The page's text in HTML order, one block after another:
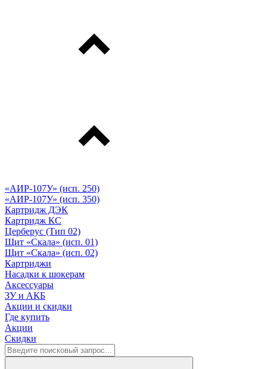
«АИР-107У» (исп. 250)
«АИР-107У» (исп. 350)
Картридж ДЭК
Картридж КС
Церберус (Тип 02)
Щит «Скала» (исп. 01)
Щит «Скала» (исп. 02)
Картриджи
Насадки к шокерам
Аксессуары
ЗУ и АКБ
Акции и скидки
Где купить
Акции
Скидки